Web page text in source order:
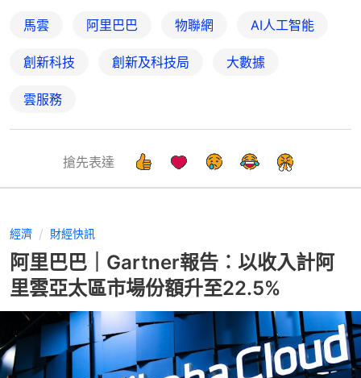
馬雲 阿里巴巴 物聯網 AI人工智能
創新科技 創新及科技局 大數據
雲服務
搶先表達
經濟 財經快訊
阿里巴巴｜Gartner報告︰以收入計阿
里雲亞太區市場份額升至22.5%